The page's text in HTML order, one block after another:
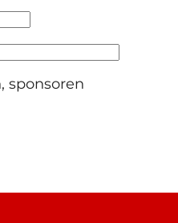
sponsoren